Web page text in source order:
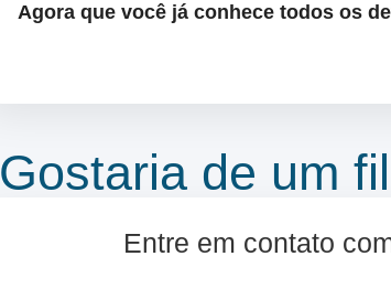
Agora que você já conhece todos os
Gostaria de um
Entre em contato